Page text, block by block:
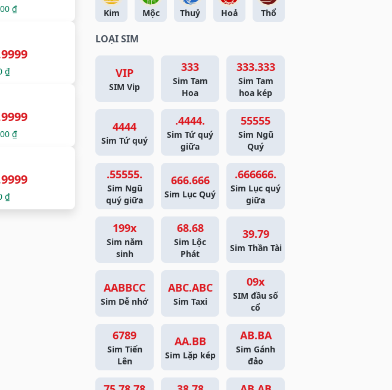
₫
₫
₫
9999
₫
Kim Mộc Thuỷ Hoả Thổ
LOẠI SIM
VIP
SIM Vip
333
Sim Tam
Hoa
333.333
Sim Tam
hoa kép
4444
Sim Tứ quý
.4444.
Sim Tứ quý
giữa
55555
Sim Ngũ
Quý
.55555.
Sim Ngũ
quý giữa
666.666
Sim Lục Quý
.666666.
Sim Lục quý
giữa
199x
Sim năm
sinh
68.68
Sim Lộc
Phát
39.79
Sim Thần Tài
AABBCC
Sim Dễ nhớ
ABC.ABC
Sim Taxi
09x
SIM đầu số
cổ
6789
Sim Tiến
Lên
AA.BB
Sim Lặp kép
AB.BA
Sim Gánh
đảo